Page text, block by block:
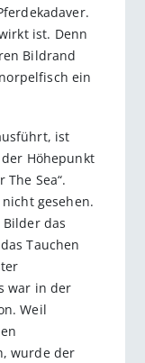
ist. Denn
Bildrand
ein
ist
Höhepunkt
Sea“.
gesehen.
das
Tauchen
war in der
Weil
wurde der